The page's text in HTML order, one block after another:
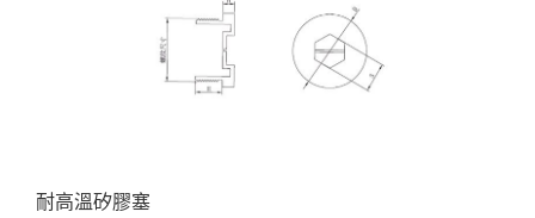
耐高溫矽膠塞